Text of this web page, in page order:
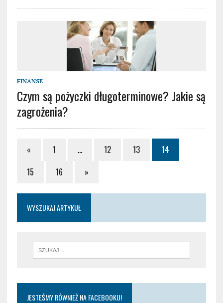
FINANSE
Czym są pożyczki długoterminowe? Jakie są
zagrożenia?
« 1 … 12 13
14
15
16 »
WYSZUKAJ ARTYKUŁ
JESTEŚMY RÓWNIEŻ NA FACEBOOKU!